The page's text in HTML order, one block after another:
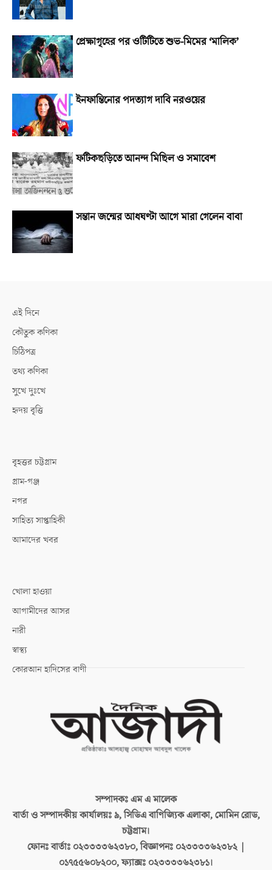
প্রেক্ষাগৃহের পর ওটিটিতে শুভ-মিমের ‘মালিক’
ইনফান্তিনোর পদত্যাগ দাবি নরওয়ের
ফটিকছড়িতে আনন্দ মিছিল ও সমাবেশ
সন্তান জন্মের আধঘণ্টা আগে মারা গেলেন বাবা
এই দিনে
কৌতুক কণিকা
চিঠিপত্র
তথ্য কণিকা
সুখে দুঃখে
হৃদয় বৃত্তি
বৃহত্তর চট্টগ্রাম
গ্রাম-গঞ্জ
নগর
সাহিত্য সাপ্তাহিকী
আমাদের খবর
খোলা হাওয়া
আগামীদের আসর
নারী
স্বাস্থ্য
কোরআন হাদিসের বাণী
সম্পাদকঃএম এ মালেক
বার্তা ও সম্পাদকীয় কার্যালয়ঃ৯, সিডিএ বাণিজ্যিক এলাকা, মোমিন রোড,
চট্টগ্রাম।
ফোনঃ বার্তাঃ ০২৩৩৩৩৬২৩৮০, বিজ্ঞাপনঃ ০২৩৩৩৩৬২৩৮২ |
০১৭৫৫৬০৮২০০, ফ্যাক্সঃ ০২৩৩৩৩৬২৩৮১।